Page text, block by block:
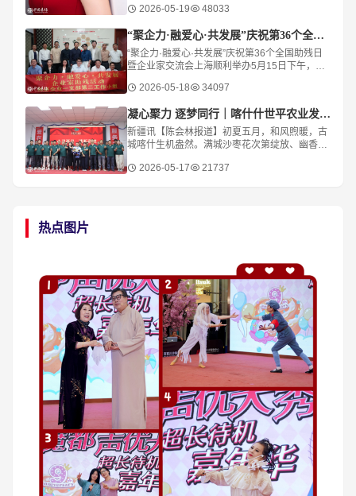
2026-05-19 48033
“聚企力·融爱心·共发展”庆祝第36个全国助残日
“聚企力·融爱心·共发展”庆祝第36个全国助残日
暨企业家交流会上海顺利举办5月15日下午，在
发展”残健融合企业家交流会在“
2026-05-18 34097
凝心聚力 逐梦同行｜喀什什世平农业发展（集团）举行主题团建活动
新疆讯【陈会林报道】初夏五月，和风煦暖，古
城喀什生机盎然。满城沙枣花次第绽放、幽香四
香满城，绘就出南疆大地硕果初绽、欣欣向荣的
2026-05-17 21737
热点图片